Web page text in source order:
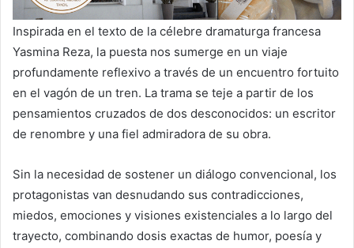
Inspirada en el texto de la célebre dramaturga francesa
Yasmina Reza, la puesta nos sumerge en un viaje
profundamente reflexivo a través de un encuentro fortuito
en el vagón de un tren. La trama se teje a partir de los
pensamientos cruzados de dos desconocidos: un escritor
de renombre y una fiel admiradora de su obra.
Sin la necesidad de sostener un diálogo convencional, los
protagonistas van desnudando sus contradicciones,
miedos, emociones y visiones existenciales a lo largo del
trayecto, combinando dosis exactas de humor, poesía y